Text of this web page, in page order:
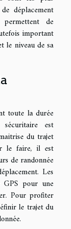
déplacement
de
important
le niveau de sa
toute la durée
est
du trajet
le faire, il est
de randonnée
Les
GPS pour une
Pour profiter
le trajet du